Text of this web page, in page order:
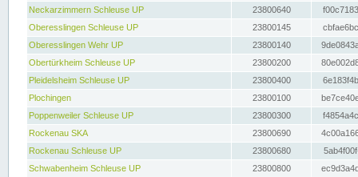
Neckarzimmern Schleuse UP
23800640
Oberesslingen Schleuse UP
23800145
Oberesslingen Wehr UP
23800140
Obertürkheim Schleuse UP
23800200
Pleidelsheim Schleuse UP
23800400
Plochingen
23800100
Poppenweiler Schleuse UP
23800300
Rockenau SKA
23800690
Rockenau Schleuse UP
23800680
Schwabenheim Schleuse UP
23800800